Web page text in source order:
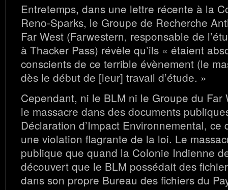
Entretemps, dans une lettre récente à la
Reno-Sparks, le Groupe de Recherche
Far West (Farwestern, responsable de
à Thacker Pass) révèle qu’ils « étaient
conscients de ce terrible évènement (le
dès le début de [leur] travail d’étude. »
Cependant, ni le BLM ni le Groupe du Far
le massacre dans des documents
Déclaration d’Impact Environnemental, ce
une violation flagrante de la loi. Le
publique que quand la Colonie Indienne
découvert que le BLM possédait des
dans son propre Bureau des fichiers du